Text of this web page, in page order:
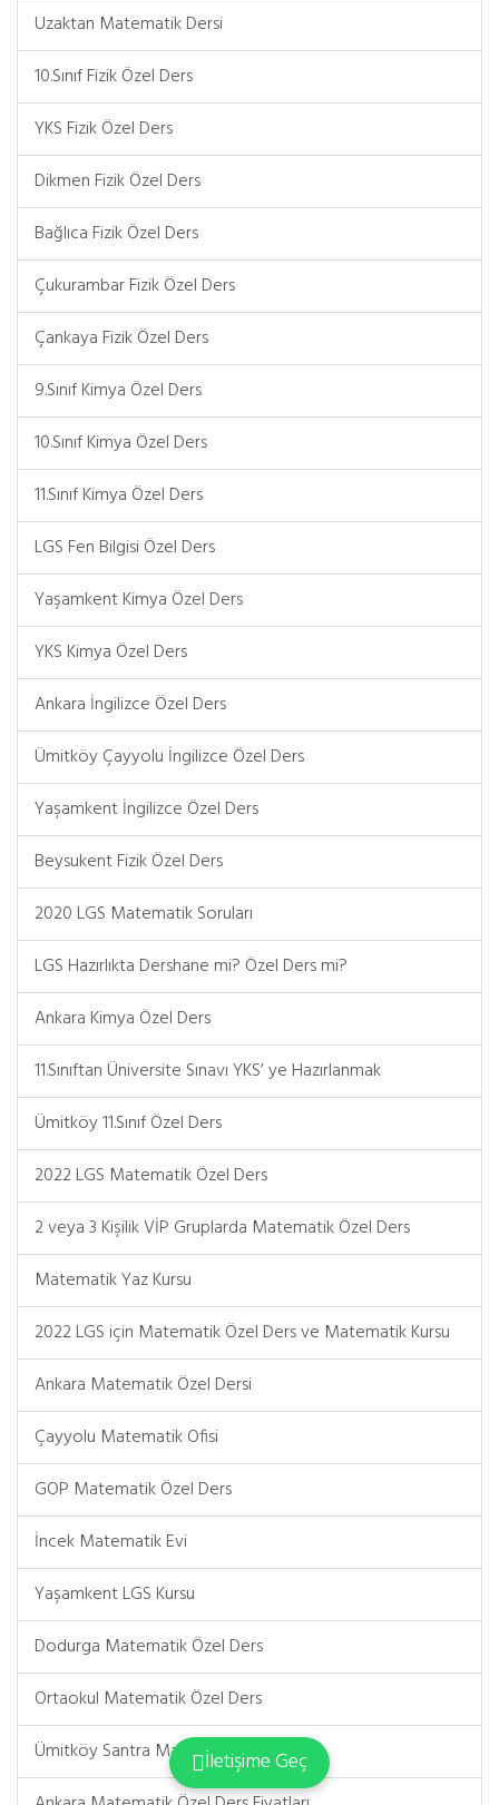
Uzaktan Matematik Dersi
10.Sınıf Fizik Özel Ders
YKS Fizik Özel Ders
Dikmen Fizik Özel Ders
Bağlıca Fizik Özel Ders
Çukurambar Fizik Özel Ders
Çankaya Fizik Özel Ders
9.Sınıf Kimya Özel Ders
10.Sınıf Kimya Özel Ders
11.Sınıf Kimya Özel Ders
LGS Fen Bilgisi Özel Ders
Yaşamkent Kimya Özel Ders
YKS Kimya Özel Ders
Ankara İngilizce Özel Ders
Ümitköy Çayyolu İngilizce Özel Ders
Yaşamkent İngilizce Özel Ders
Beysukent Fizik Özel Ders
2020 LGS Matematik Soruları
LGS Hazırlıkta Dershane mi? Özel Ders mi?
Ankara Kimya Özel Ders
11.Sınıftan Üniversite Sınavı YKS’ ye Hazırlanmak
Ümitköy 11.Sınıf Özel Ders
2022 LGS Matematik Özel Ders
2 veya 3 Kişilik VİP Gruplarda Matematik Özel Ders
Matematik Yaz Kursu
2022 LGS için Matematik Özel Ders ve Matematik Kursu
Ankara Matematik Özel Dersi
Çayyolu Matematik Ofisi
GOP Matematik Özel Ders
İncek Matematik Evi
Yaşamkent LGS Kursu
Dodurga Matematik Özel Ders
Ortaokul Matematik Özel Ders
Ümitköy Santra Matematik Özel Ders
İletişime Geç